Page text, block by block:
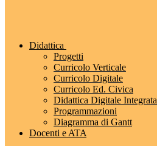
Didattica
Progetti
Curricolo Verticale
Curricolo Digitale
Curricolo Ed. Civica
Didattica Digitale Integrata
Programmazioni
Diagramma di Gantt
Docenti e ATA